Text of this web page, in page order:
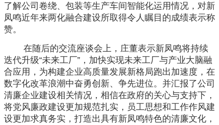
了解公司卷绕、包装等生产车间智能化运用情况，对新
凤鸣近年来两化融合建设所取得令人瞩目的成绩表示称
赞。
在随后的交流座谈会上，庄董表示新凤鸣将持续
迭代升级“未来工厂”，加快实现未来工厂与产业大脑融
合应用，为构建企业高质量发展新格局跑出加速度，在
数字化改革浪潮中奋勇创新、争先进位。并汇报了公司
清廉企业建设相关情况，相信在政府的关心与支持下，
将党风廉政建设更加规范扎实，员工思想和工作作风建
设更加求真务实，打造出具有新凤鸣特色的清廉文化，